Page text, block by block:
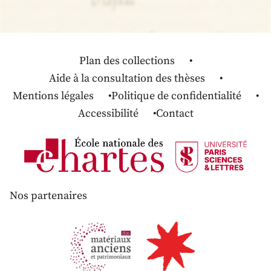
Plan des collections
Aide à la consultation des thèses
Mentions légales
Politique de confidentialité
Accessibilité
Contact
Nos partenaires